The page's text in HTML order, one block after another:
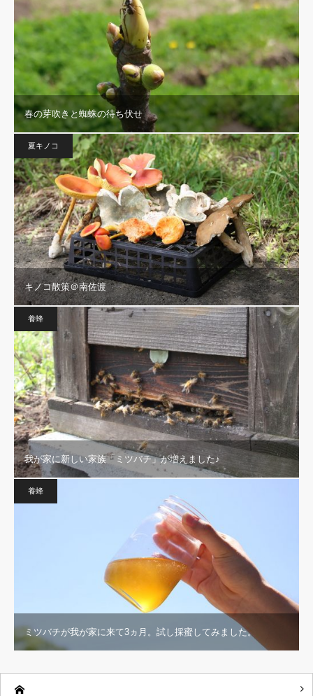
春の芽吹きと蜘蛛の待ち伏せ
夏キノコ
キノコ散策＠南佐渡
養蜂
我が家に新しい家族「ミツバチ」が増えました♪
養蜂
ミツバチが我が家に来て3ヵ月。試し採蜜してみました。